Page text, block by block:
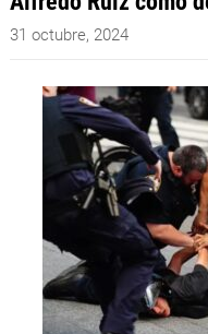
31 octubre, 2024